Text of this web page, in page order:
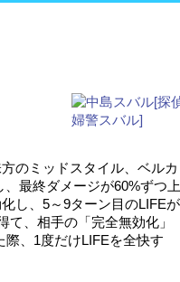
のミッドスタイル、ベルカ
最終ダメージが60%ずつ上
し、5～9ターン目のLIFEが
、相手の「完全無効化」
際、1度だけLIFEを全快す